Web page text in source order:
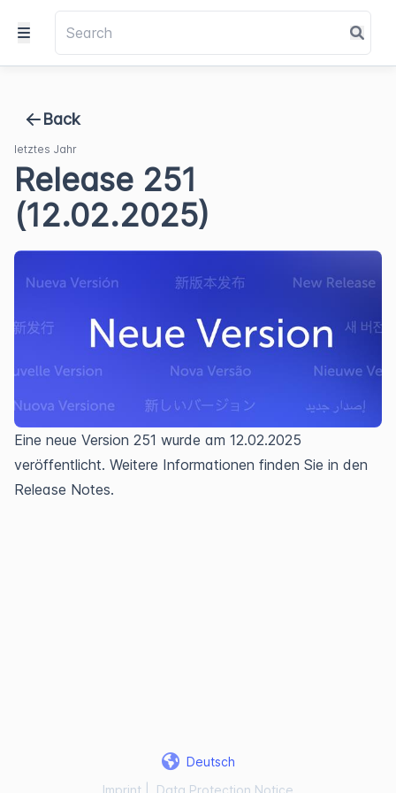
Back
letztes Jahr
Release 251
(12.02.2025)
Eine neue Version 251 wurde am 12.02.2025
veröffentlicht. Weitere Informationen finden Sie in den
Release Notes.
Deutsch
Imprint
Data Protection Notice